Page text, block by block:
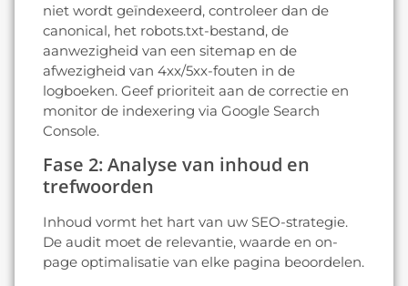
niet wordt geïndexeerd, controleer dan de
canonical, het robots.txt-bestand, de
aanwezigheid van een sitemap en de
afwezigheid van 4xx/5xx-fouten in de
logboeken. Geef prioriteit aan de correctie en
monitor de indexering via Google Search
Console.
Fase 2: Analyse van inhoud en
trefwoorden
Inhoud vormt het hart van uw SEO-strategie.
De audit moet de relevantie, waarde en on-
page optimalisatie van elke pagina beoordelen.